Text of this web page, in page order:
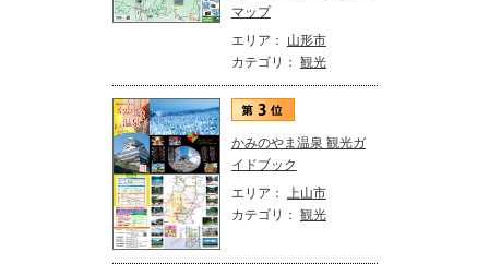
マップ
エリア： 山形市
カテゴリ： 観光
かみのやま温泉 観光ガ
イドブック
エリア： 上山市
カテゴリ： 観光